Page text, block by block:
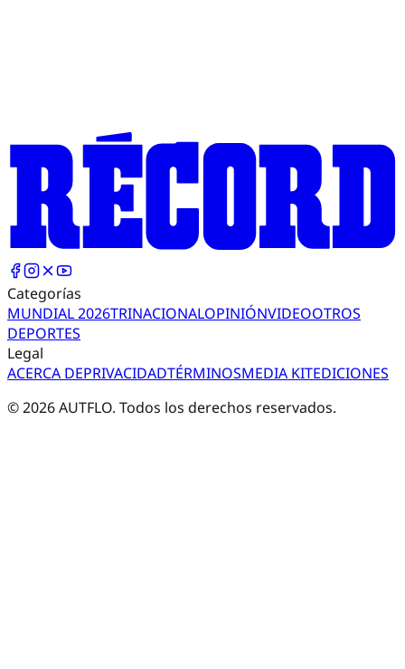
Categorías
MUNDIAL 2026TRINACIONALOPINIÓNVIDEOOTROS
DEPORTES
Legal
ACERCA DEPRIVACIDADTÉRMINOSMEDIA KITEDICIONES
©2026AUTFLO. Todos los derechos reservados.